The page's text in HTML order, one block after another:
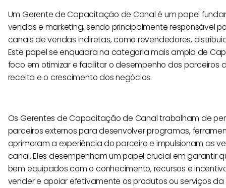
Um Gerente de Capacitação de Canal é um papel
vendas e marketing, sendo principalmente responsável
canais de vendas indiretas, como revendedores,
Este papel se enquadra na categoria mais ampla de
foco em otimizar e facilitar o desempenho dos parceiros
receita e o crescimento dos negócios.
Os Gerentes de Capacitação de Canal trabalham de
parceiros externos para desenvolver programas,
aprimoram a experiência do parceiro e impulsionam as
canal. Eles desempenham um papel crucial em garantir
bem equipados com o conhecimento, recursos e
vender e apoiar efetivamente os produtos ou serviços da